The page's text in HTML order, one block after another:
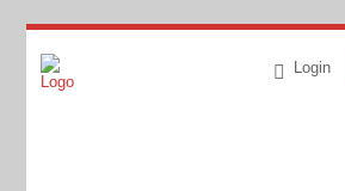
Login